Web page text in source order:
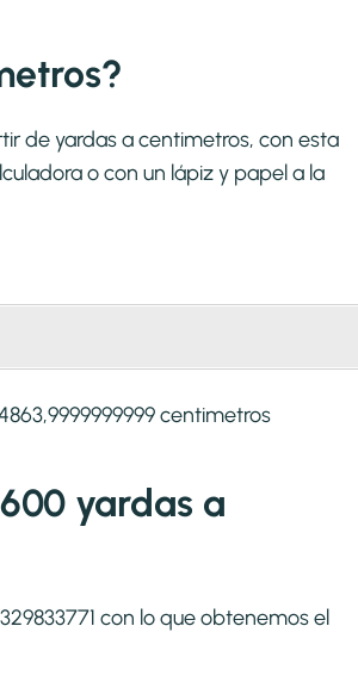
de yardas a centimetros, con esta
o con un lápiz y papel a la
centimetros
yardas a
con lo que obtenemos el